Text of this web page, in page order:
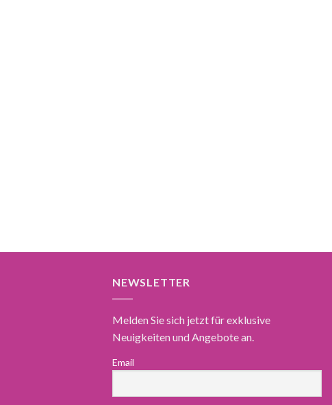
NEWSLETTER
Melden Sie sich jetzt für exklusive
Neuigkeiten und Angebote an.
Email